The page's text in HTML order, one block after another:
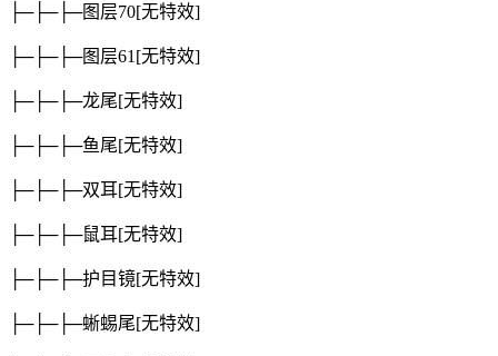
├─├─├─图层70[无特效]
├─├─├─图层61 [无特效]
├─├─├─龙尾[无特效]
├─├─├─鱼尾[无特效]
├─├─├─双耳[无特效]
├─├─├─鼠耳[无特效]
├─├─├─护目镜[无特效]
├─├─├─蜥蜴尾[无特效]